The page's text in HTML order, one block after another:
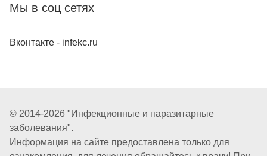
Мы в соц сетях
Вконтакте - infekc.ru
© 2014-2026 "Инфекционные и паразитарные
заболевания".
Информация на сайте предоставлена только для